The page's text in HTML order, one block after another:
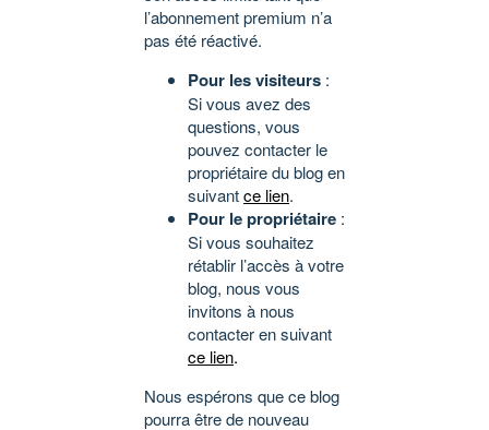
l’abonnement premium n’a
pas été réactivé.
Pour les visiteurs :
Si vous avez des
questions, vous
pouvez contacter le
propriétaire du blog en
suivantce lien.
Pour le propriétaire :
Si vous souhaitez
rétablir l’accès à votre
blog, nous vous
invitons à nous
contacter en suivant
ce lien.
Nous espérons que ce blog
pourra être de nouveau